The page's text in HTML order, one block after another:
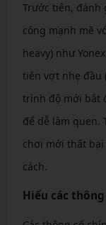
Trước tiên, đánh
công mạnh mẽ
heavy) như
tiên vợt nhẹ đầu
trình độ mới bắt
để dễ làm quen.
chơi mới thất
cách.
Hiểu các